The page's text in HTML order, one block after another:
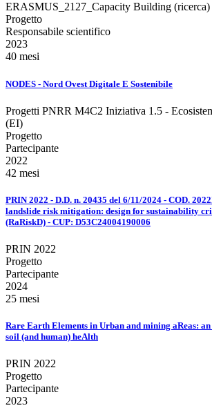
ERASMUS_2127_Capacity Building (ricerca)
Progetto
Responsabile scientifico
2023
40 mesi
NODES - Nord Ovest Digitale E Sostenibile
Progetti PNRR M4C2 Iniziativa 1.5 -
(EI)
Progetto
Partecipante
2022
42 mesi
PRIN 2022 - D.D. n. 20435 del 6/11/2024 - COD.
landslide risk mitigation: design for sustainability
(RaRiskD) - CUP: D53C24004190006
PRIN 2022
Progetto
Partecipante
2024
25 mesi
Rare Earth Elements in Urban and mining aReas:
soil (and human) heAlth
PRIN 2022
Progetto
Partecipante
2023